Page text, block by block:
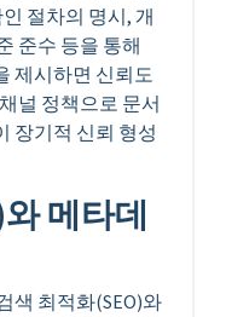
절차의 명시, 개
준수 등을 통해
제시하면 신뢰도
널 정책으로 문서
장기적 신뢰 형성
메타데
색 최적화(SEO)와